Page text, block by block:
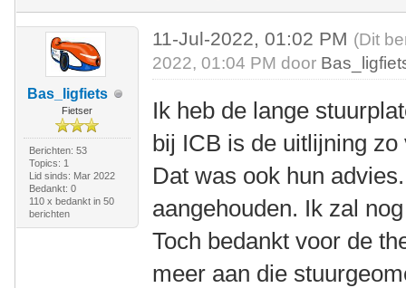
Bas_ligfiets
Fietser
Berichten: 53
Topics: 1
Lid sinds: Mar 2022
Bedankt: 0
110 x bedankt in 50
berichten
11-Jul-2022, 01:02 PM (Dit
2022, 01:04 PM door
Ik heb de lange
bij ICB is de uitlijning
Dat was ook hun
aangehouden. Ik zal
Toch bedankt voor de
meer aan die